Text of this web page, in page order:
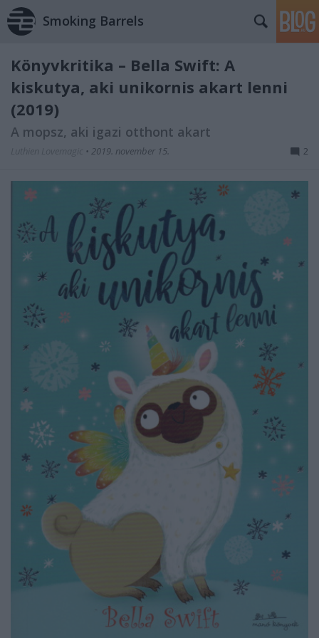
Smoking Barrels
Könyvkritika – Bella Swift: A
kiskutya, aki unikornis akart lenni
(2019)
A mopsz, aki igazi otthont akart
• 2019. november 15. 2